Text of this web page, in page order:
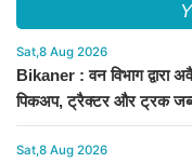
Sat,8 Aug 2026
Bikaner : वन विभाग द्वारा
पिकअप, ट्रैक्टर और ट्रक
Sat,8 Aug 2026